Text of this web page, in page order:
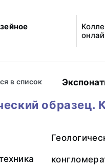
в список
образец.